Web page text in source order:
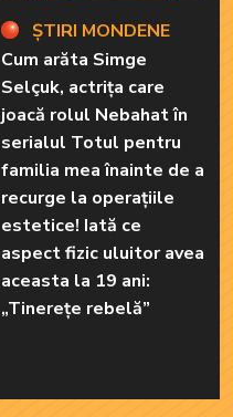
ȘTIRI MONDENE
Cum arăta Simge
Selçuk, actrița care
joacă rolul Nebahat în
serialul Totul pentru
familia mea înainte de a
recurge la operațiile
estetice! Iată ce
aspect fizic uluitor avea
aceasta la 19 ani:
„Tinerețe rebelă”